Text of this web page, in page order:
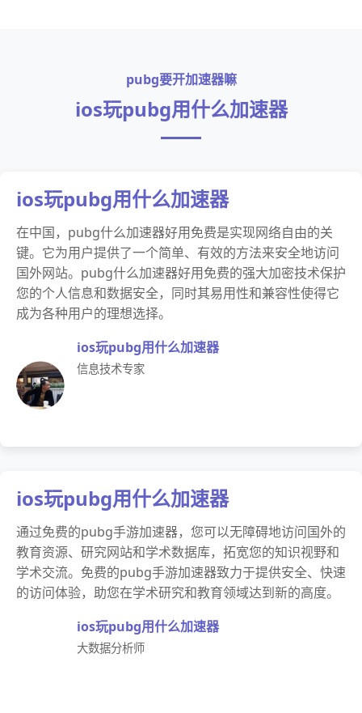
pubg要开加速器嘛
ios玩pubg用什么加速器
ios玩pubg用什么加速器
在中国，pubg什么加速器好用免费是实现网络自由的关
键。它为用户提供了一个简单、有效的方法来安全地访问
国外网站。pubg什么加速器好用免费的强大加密技术保护
您的个人信息和数据安全，同时其易用性和兼容性使得它
成为各种用户的理想选择。
ios玩pubg用什么加速器
信息技术专家
ios玩pubg用什么加速器
通过免费的pubg手游加速器，您可以无障碍地访问国外的
教育资源、研究网站和学术数据库，拓宽您的知识视野和
学术交流。免费的pubg手游加速器致力于提供安全、快速
的访问体验，助您在学术研究和教育领域达到新的高度。
ios玩pubg用什么加速器
大数据分析师